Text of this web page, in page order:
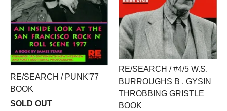
RE/SEARCH / PUNK'77
BOOK
SOLD OUT
RE/SEARCH / #4/5 W.S.
BURROUGHS B . GYSIN
THROBBING GRISTLE
BOOK